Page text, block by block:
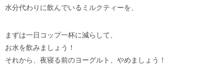
水分代わりに飲んでいるミルクティーを、
まずは一日コップ一杯に減らして、
お水を飲みましょう！
それから、夜寝る前のヨーグルト、やめましょう！